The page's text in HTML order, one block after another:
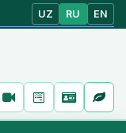
UZ RU EN